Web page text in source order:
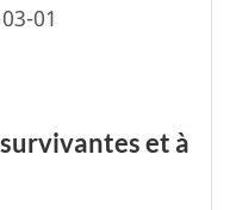
01
et à